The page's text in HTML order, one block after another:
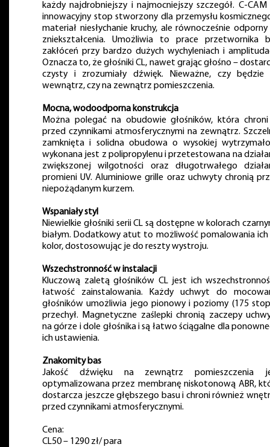
każdy najdrobniejszy i najmocniejszy szczegół. C-
innowacyjny stop stworzony dla przemysłu
materiał niesłychanie kruchy, ale równocześnie odporny
zniekształcenia. Umożliwia to prace przetwornika
zakłóceń przy bardzo dużych wychyleniach i
Oznacza to, że głośniki CL, nawet grając głośno –
czysty i zrozumiały dźwięk. Nieważne, czy
wewnątrz, czy na zewnątrz pomieszczenia.
Mocna, wodoodporna konstrukcja
Można polegać na obudowie głośników, która
przed czynnikami atmosferycznymi na zewnątrz.
zamknięta i solidna obudowa o wysokiej
wykonana jest z polipropylenu i przetestowana na
zwiększonej wilgotności oraz długotrwałego
promieni UV. Aluminiowe grille oraz uchwyty chronią
niepożądanym kurzem.
Wspaniały styl
Niewielkie głośniki serii CL są dostępne w kolorach
białym. Dodatkowy atut to możliwość pomalowania ich
kolor, dostosowując je do reszty wystroju.
Wszechstronność w instalacji
Kluczową zaletą głośników CL jest ich
łatwość zainstalowania. Każdy uchwyt do
głośników umożliwia jego pionowy i poziomy (175
przechył. Magnetyczne zaślepki chronią zaczepy
na górze i dole głośnika i są łatwo ściągalne dla
ich ustawienia.
Znakomity bas
Jakość dźwięku na zewnątrz pomieszczenia
optymalizowana przez membranę niskotonową ABR,
dostarcza jeszcze głębszego basu i chroni również
przed czynnikami atmosferycznymi.
Cena:
CL50 – 1290 zł/ para